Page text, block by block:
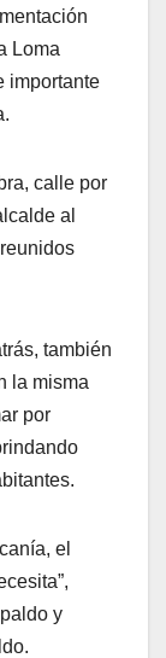
Loma
importante
calle por
al
también
la misma
por
el
y